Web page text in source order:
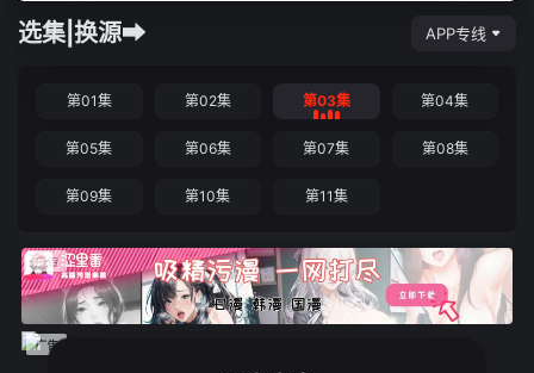
选集|换源➡ APP专线
第01集 第02集 第03集 第04集
第05集 第06集 第07集 第08集
第09集 第10集 第11集